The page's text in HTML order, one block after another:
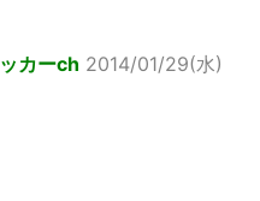
カーch 2014/01/29(水)